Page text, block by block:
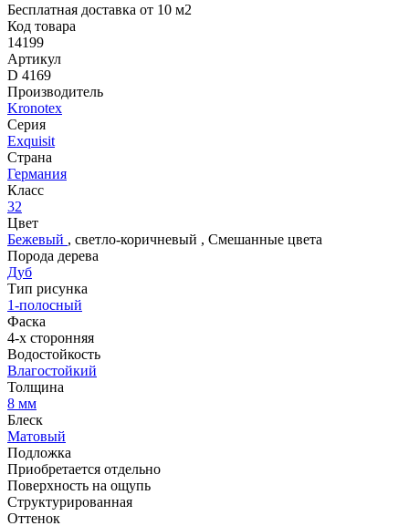
Бесплатная доставка от 10 м2
Код товара
14199
Артикул
D 4169
Производитель
Kronotex
Серия
Exquisit
Страна
Германия
Класс
32
Цвет
Бежевый , светло-коричневый , Смешанные цвета
Порода дерева
Дуб
Тип рисунка
1-полосный
Фаска
4-х сторонняя
Водостойкость
Влагостойкий
Толщина
8 мм
Блеск
Матовый
Подложка
Приобретается отдельно
Поверхность на ощупь
Структурированная
Оттенок